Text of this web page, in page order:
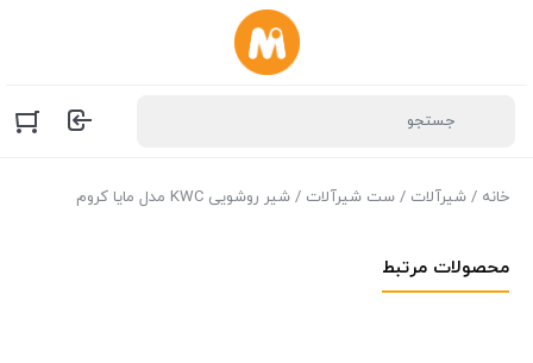
خانه / شیرآلات / ست شیرآلات / شیر روشویی KWC مدل مایا کروم
محصولات مرتبط